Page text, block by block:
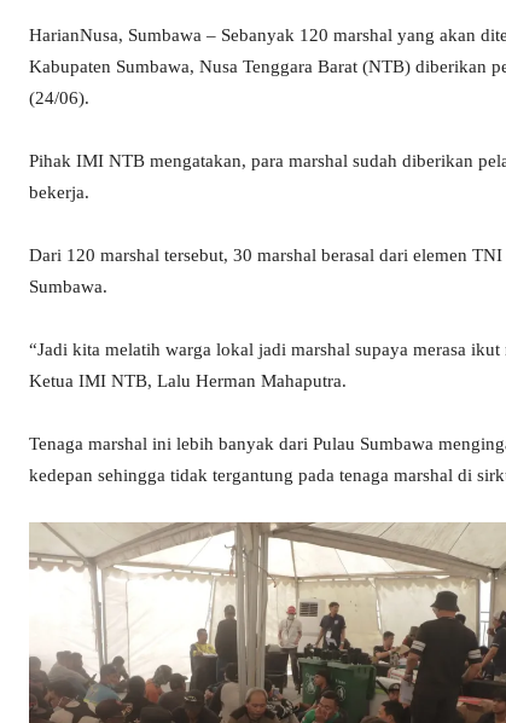
HarianNusa, Sumbawa – Sebanyak 120 marshal yang akan
Kabupaten Sumbawa, Nusa Tenggara Barat (NTB) diberikan
(24/06).
Pihak IMI NTB mengatakan, para marshal sudah diberikan
bekerja.
Dari 120 marshal tersebut, 30 marshal berasal dari elemen
Sumbawa.
“Jadi kita melatih warga lokal jadi marshal supaya merasa
Ketua IMI NTB, Lalu Herman Mahaputra.
Tenaga marshal ini lebih banyak dari Pulau Sumbawa
kedepan sehingga tidak tergantung pada tenaga marshal di